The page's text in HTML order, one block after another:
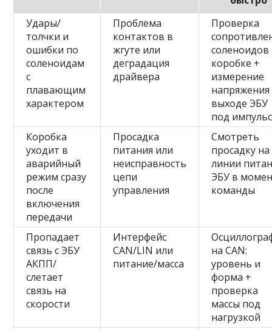
Удары/
толчки и
ошибки по
соленоидам
с
плавающим
характером
Проблема
контактов в
жгуте или
деградация
драйвера
Проверка
соленоидов
коробке +
измерение
напряжения
выходе ЭБУ
под
Коробка
уходит в
аварийный
режим сразу
после
включения
передачи
Просадка
питания или
неисправность
цепи
управления
Смотреть
просадку на
линии
ЭБУ в
команды
Пропадает
связь с ЭБУ
АКПП/
слетает
связь на
скорости
Интерфейс
CAN/LIN или
питание/масса
на CAN:
уровень и
форма +
проверка
массы под
нагрузкой